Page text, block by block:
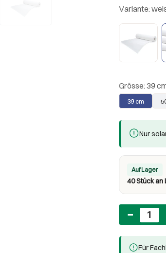
Variante:
Grösse: 39
39 cm
Nur
Auf Lager
40 Stück an
Anzahl
Für